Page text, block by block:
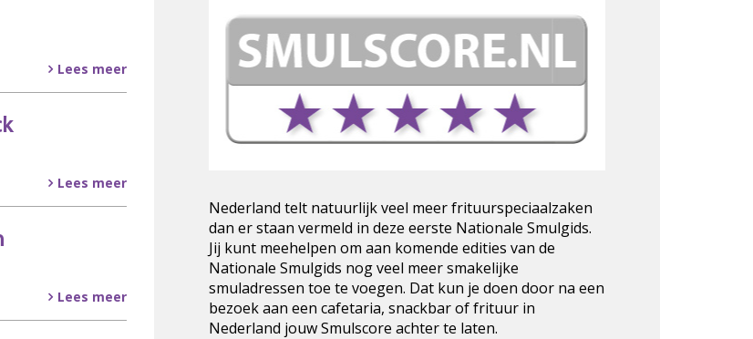
Lees meer
Lees meer
Lees meer
Nederland telt natuurlijk veel meer frituurspeciaalzaken
dan er staan vermeld in deze eerste Nationale Smulgids.
Jij kunt meehelpen om aan komende edities van de
Nationale Smulgids nog veel meer smakelijke
smuladressen toe te voegen. Dat kun je doen door na een
bezoek aan een cafetaria, snackbar of frituur in
Nederland jouw Smulscore achter te laten.